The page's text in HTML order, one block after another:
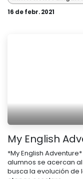
16 de febr. 2021
My English
*My English
alumnos se acercan
busca la evolución de